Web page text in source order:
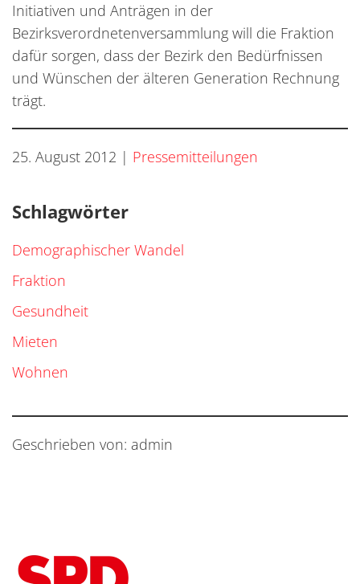
Initiativen und Anträgen in der
Bezirksverordnetenversammlung will die Fraktion
dafür sorgen, dass der Bezirk den Bedürfnissen
und Wünschen der älteren Generation Rechnung
trägt.
25. August 2012 | Pressemitteilungen
Schlagwörter
Demographischer Wandel
Fraktion
Gesundheit
Mieten
Wohnen
Geschrieben von: admin